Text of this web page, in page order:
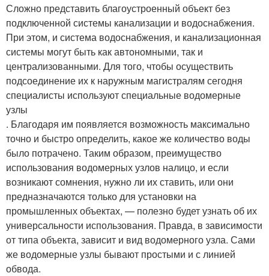
Сложно представить благоустроенный объект без
подключенной системы канализации и водоснабжения.
При этом, и система водоснабжения, и канализационная
системы могут быть как автономными, так и
централизованными. Для того, чтобы осуществить
подсоединение их к наружным магистралям сегодня
специалисты используют специальные водомерные
узлы
. Благодаря им появляется возможность максимально
точно и быстро определить, какое же количество воды
было потрачено. Таким образом, преимущество
использования водомерных узлов налицо, и если
возникают сомнения, нужно ли их ставить, или они
предназначаются только для установки на
промышленных объектах, — полезно будет узнать об их
универсальности использования. Правда, в зависимости
от типа объекта, зависит и вид водомерного узла. Сами
же водомерные узлы бывают простыми и с линией
обвода.